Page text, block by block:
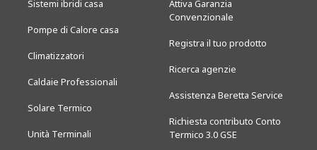
Sistemi ibridi casa
Pompe di Calore casa
Climatizzatori
Caldaie Professionali
Solare Termico
Unità Terminali
Attiva Garanzia
Convenzionale
Registra il tuo prodotto
Ricerca agenzie
Assistenza Beretta Service
Richiesta contributo Conto
Termico 3.0 GSE